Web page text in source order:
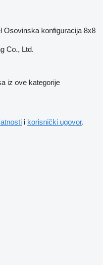
Osovinska konfiguracija 8x8
Co., Ltd.
iz ove kategorije
i korisnički ugovor.